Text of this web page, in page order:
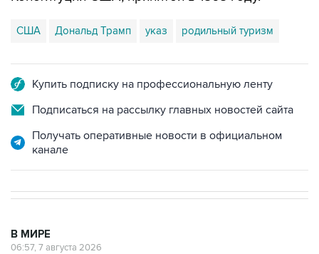
США Дональд Трамп указ родильный туризм
Купить подписку на профессиональную ленту
Подписаться на рассылку главных новостей сайта
Получать оперативные новости в официальном
канале
В МИРЕ
06:57, 7 августа 2026